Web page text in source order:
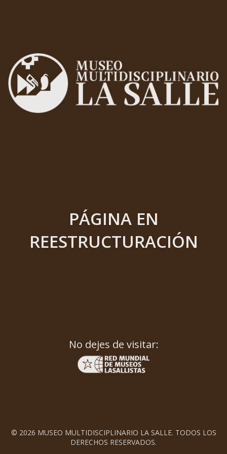
PÁGINA EN
REESTRUCTURACIÓN
No dejes de visitar:
© 2026 MUSEO MULTIDISCIPLINARIO LA SALLE. TODOS LOS
DERECHOS RESERVADOS.